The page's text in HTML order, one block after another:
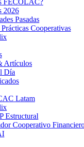
FECOLAC?
2026
Pasadas
Cooperativas
Artículos
Día
Latam
Estructural
Cooperativo